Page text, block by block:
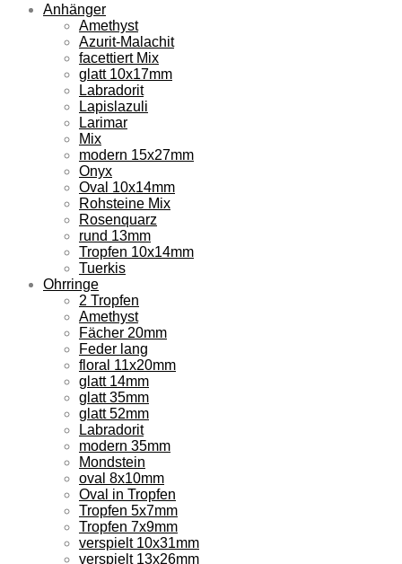
Anhänger
Amethyst
Azurit-Malachit
facettiert Mix
glatt 10x17mm
Labradorit
Lapislazuli
Larimar
Mix
modern 15x27mm
Onyx
Oval 10x14mm
Rohsteine Mix
Rosenquarz
rund 13mm
Tropfen 10x14mm
Tuerkis
Ohrringe
2 Tropfen
Amethyst
Fächer 20mm
Feder lang
floral 11x20mm
glatt 14mm
glatt 35mm
glatt 52mm
Labradorit
modern 35mm
Mondstein
oval 8x10mm
Oval in Tropfen
Tropfen 5x7mm
Tropfen 7x9mm
verspielt 10x31mm
verspielt 13x26mm